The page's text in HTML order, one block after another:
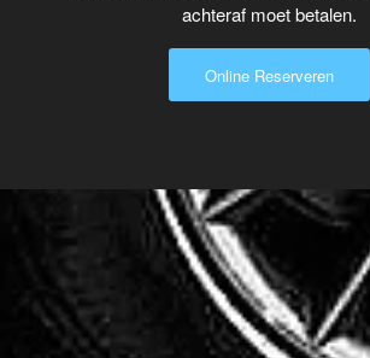
achteraf moet betalen.
Online Reserveren